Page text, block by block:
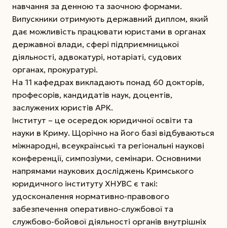
навчання за денною та заочною формами.
Випускники отримують державний диплом, який
дає можливість працювати юристами в органах
державної влади, сфері підприємницької
діяльності, адвокатурі, нотаріаті, судових
органах, прокуратурі.
На 11 кафедрах викладають понад 60 докторів,
професорів, кандидатів наук, доцентів,
заслужених юристів АРК.
Інститут – це осередок юридичної освіти та
науки в Криму. Щорічно на його базі відбуваються
міжнародні, всеукраїнські та регіональні наукові
конференції, симпозіуми, семінари. Основними
напрямами наукових досліджень Кримського
юридичного інституту ХНУВС є такі:
удосконалення нормативно-правового
забезпечення оперативно-службової та
службово-бойової діяльності органів внутрішніх